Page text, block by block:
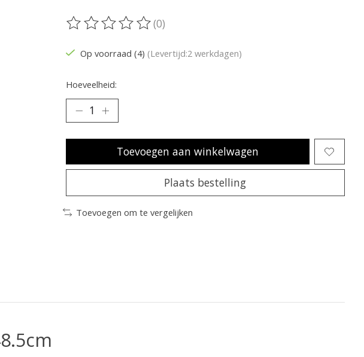
De beoordeling van dit product is
(0)
Op voorraad (4) (Levertijd:2 werkdagen)
Hoeveelheid:
Toevoegen aan winkelwagen
Plaats bestelling
Toevoegen om te vergelijken